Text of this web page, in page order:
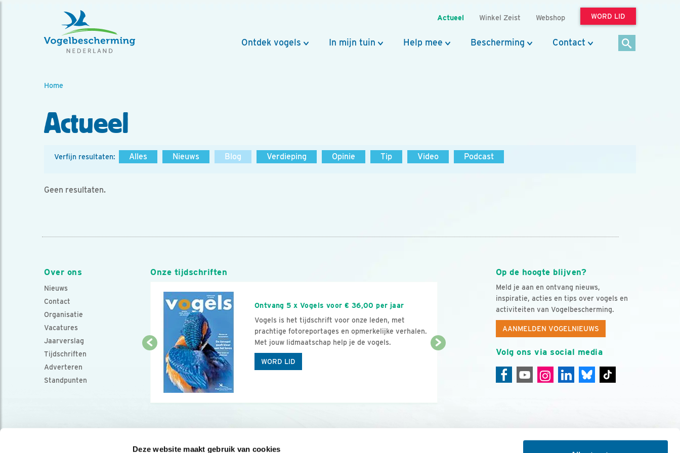
Deze website maakt gebruik van cookies
Actueel Winkel Zeist Webshop WORD LID
Ontdek vogels In mijn tuin Help mee Bescherming Contact
Home
Actueel
Verfijn resultaten: Alles Nieuws Blog Verdieping Opinie Tip Video Podcast
Geen resultaten.
Over ons
Nieuws
Contact
Organisatie
Vacatures
Jaarverslag
Tijdschriften
Adverteren
Standpunten
Op de hoogte blijven?
Meld je aan en ontvang nieuws,
inspiratie, acties en tips over vogels en
activiteiten van Vogelbescherming.
AANMELDEN VOGELNIEUWS
Volg ons via social media
Onze tijdschriften
Ontvang 5 x Vogels voor € 36,00 per jaar
Vogels is het tijdschrift voor onze leden, met
prachtige fotoreportages en opmerkelijke verhalen.
Met jouw lidmaatschap help je de vogels.
WORD LID